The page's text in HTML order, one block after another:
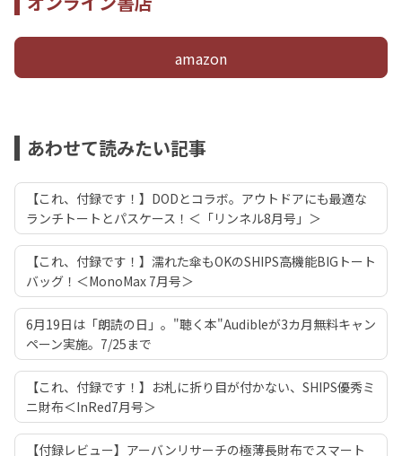
amazon
あわせて読みたい記事
【これ、付録です！】DODとコラボ。アウトドアにも最適な
ランチトートとパスケース！＜「リンネル8月号」＞
【これ、付録です！】濡れた傘もOKのSHIPS高機能BIGトート
バッグ！＜MonoMax 7月号＞
6月19日は「朗読の日」。"聴く本"Audibleが3カ月無料キャン
ペーン実施。7/25まで
【これ、付録です！】お札に折り目が付かない、SHIPS優秀ミ
ニ財布＜InRed7月号＞
【付録レビュー】アーバンリサーチの極薄長財布でスマート